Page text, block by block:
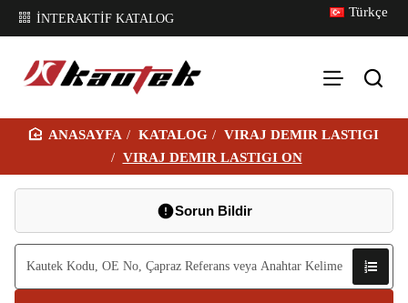
İNTERAKTİF KATALOG Türkçe
O
KATALOG
VIRAJ DEMIR LASTIGI
VIRAJ DEMIR LASTIGI ON
Sorun Bildir